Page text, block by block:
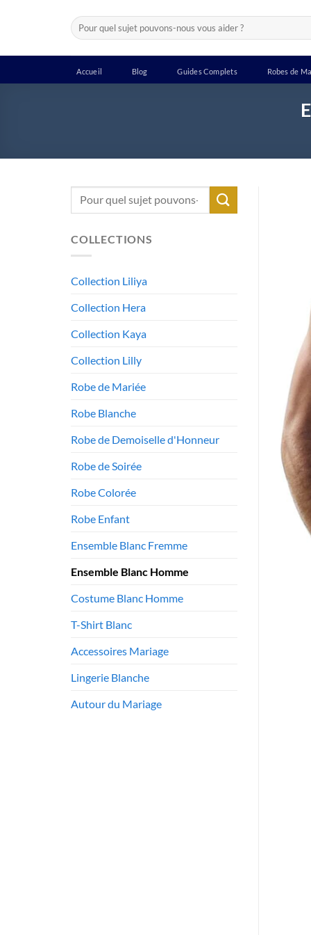
Recherche
pour :
Accueil Blog Guides Complets Robes de
Recherche
COLLECTIONS
Collection Liliya
Collection Hera
Collection Kaya
Collection Lilly
Robe de Mariée
Robe Blanche
Robe de Demoiselle d'Honneur
Robe de Soirée
Robe Colorée
Robe Enfant
Ensemble Blanc Fremme
Ensemble Blanc Homme
Costume Blanc Homme
T-Shirt Blanc
Accessoires Mariage
Lingerie Blanche
Autour du Mariage